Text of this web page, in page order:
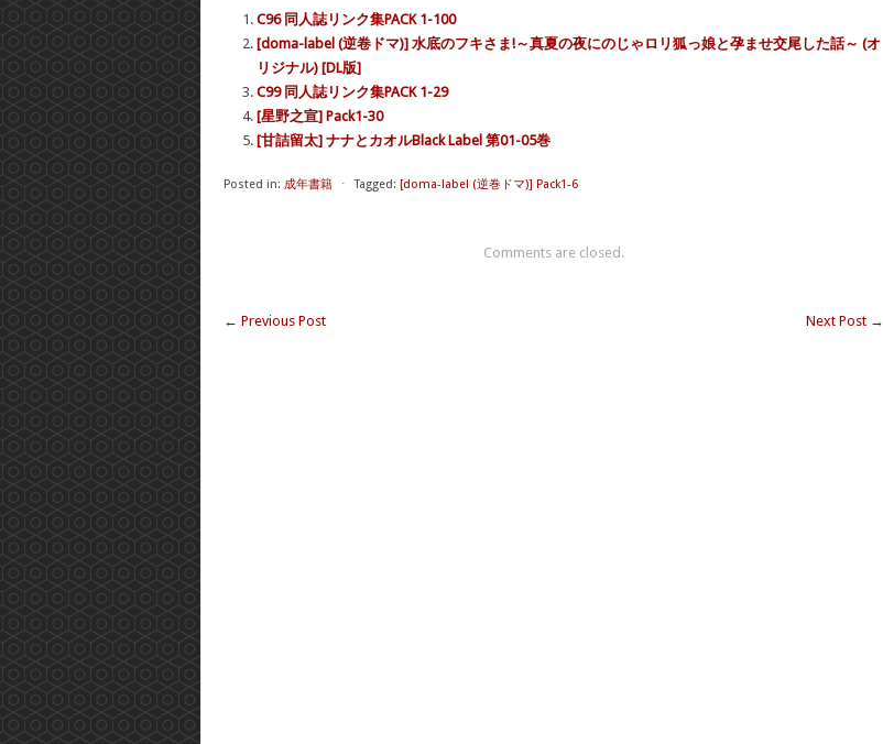
C96 同人誌リンク集PACK 1-100
[doma-label (逆卷ドマ)] 水底のフキさま!～真夏の夜にのじゃロリ狐っ娘と孕ませ交尾した話～ (オ
リジナル) [DL版]
C99 同人誌リンク集PACK 1-29
[星野之宣] Pack1-30
[甘詰留太] ナナとカオルBlack Label 第01-05巻
Posted in: 成年書籍 ⋅ Tagged: [doma-label (逆巻ドマ)] Pack1-6
Comments are closed.
← Previous Post Next Post →